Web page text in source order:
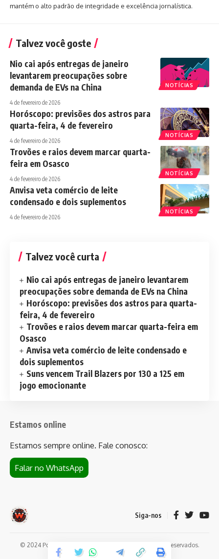
mantém o alto padrão de integridade e excelência jornalística.
Talvez você goste
NOTÍCIAS
Nio cai após entregas de janeiro
levantarem preocupações sobre
demanda de EVs na China
4 de fevereiro de 2026
NOTÍCIAS
Horóscopo: previsões dos astros para
quarta-feira, 4 de fevereiro
4 de fevereiro de 2026
NOTÍCIAS
Trovões e raios devem marcar quarta-
feira em Osasco
4 de fevereiro de 2026
NOTÍCIAS
Anvisa veta comércio de leite
condensado e dois suplementos
4 de fevereiro de 2026
Talvez você curta
Nio cai após entregas de janeiro levantarem
preocupações sobre demanda de EVs na China
Horóscopo: previsões dos astros para quarta-
feira, 4 de fevereiro
Trovões e raios devem marcar quarta-feira em
Osasco
Anvisa veta comércio de leite condensado e
dois suplementos
Suns vencem Trail Blazers por 130 a 125 em
jogo emocionante
Estamos online
Estamos sempre online. Fale conosco:
Falar no WhatsApp
Siga-nos
© 2024 Portal de notícias Web Flush. Todos os direitos reservados.
Conheça
Bet da Sorte.